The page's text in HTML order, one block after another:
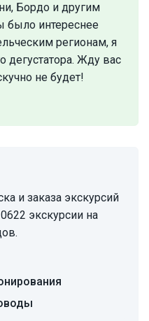
Бордо и другим
было интереснее
регионам, я
дегустатора. Жду вас
не будет!
и заказа экскурсий
экскурсии на